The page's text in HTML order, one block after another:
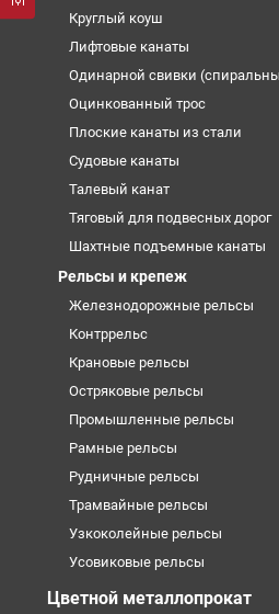
Круглый коуш
Лифтовые канаты
Одинарной свивки
Оцинкованный трос
Плоские канаты из стали
Судовые канаты
Талевый канат
Тяговый для подвесных дорог
Шахтные подъемные канаты
Рельсы и крепеж
Железнодорожные рельсы
Контррельс
Крановые рельсы
Остряковые рельсы
Промышленные рельсы
Рамные рельсы
Рудничные рельсы
Трамвайные рельсы
Узкоколейные рельсы
Усовиковые рельсы
Цветной металлопрокат